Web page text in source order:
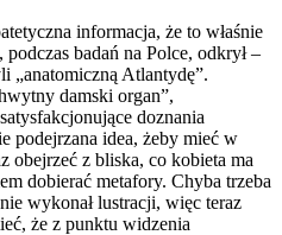
informacja, że to właśnie
badań na Polce, odkrył –
„anatomiczną Atlantydę”.
damski organ”,
doznania
podejrzana idea, żeby mieć w
obejrzeć z bliska, co kobieta ma
dobierać metafory. Chyba trzeba
wykonał lustracji, więc teraz
że z punktu widzenia